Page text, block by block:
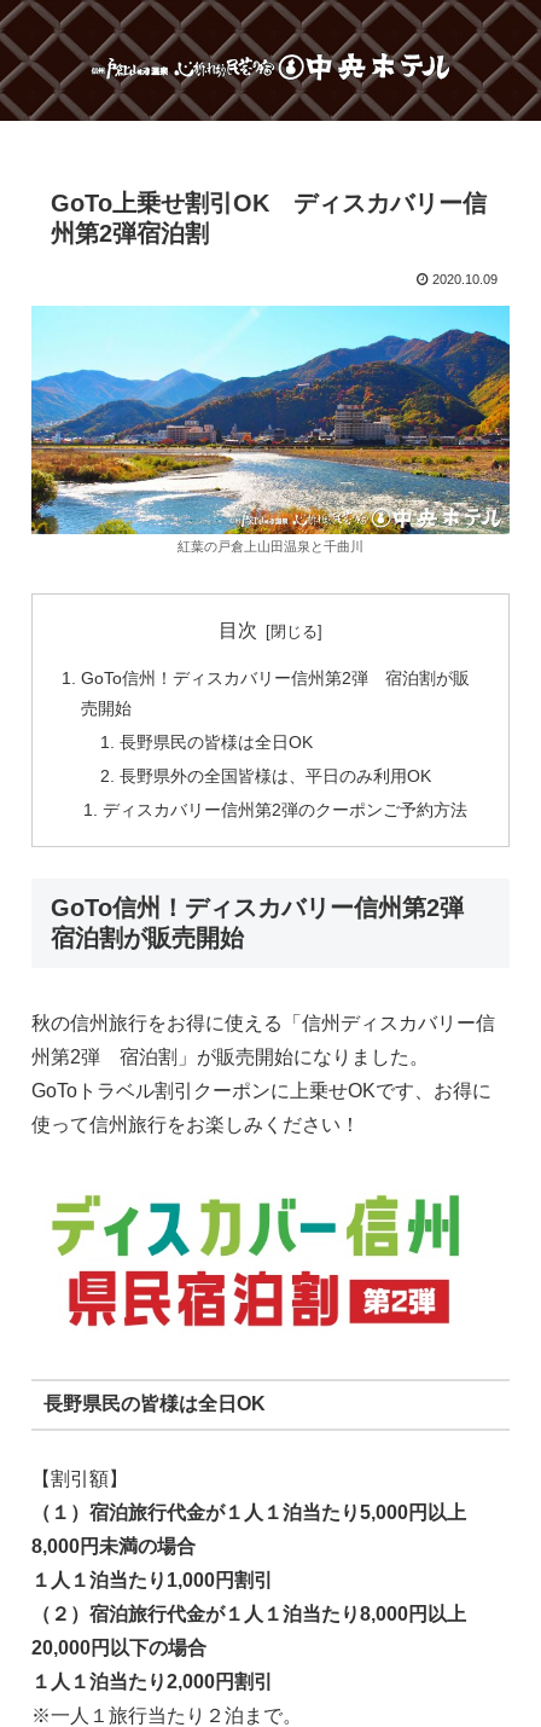
GoTo上乗せ割引OK ディスカバリー信
州第2弾宿泊割
2020.10.09
紅葉の戸倉上山田温泉と千曲川
目次
GoTo信州！ディスカバリー信州第2弾 宿泊割が販
売開始
長野県民の皆様は全日OK
長野県外の全国皆様は、平日のみ利用OK
ディスカバリー信州第2弾のクーポンご予約方法
GoTo信州！ディスカバリー信州第2弾
宿泊割が販売開始
秋の信州旅行をお得に使える「信州ディスカバリー信
州第2弾 宿泊割」が販売開始になりました。
GoToトラベル割引クーポンに上乗せOKです、お得に
使って信州旅行をお楽しみください！
長野県民の皆様は全日OK
【割引額】
（１）宿泊旅行代金が１人１泊当たり5,000円以上
8,000円未満の場合
１人１泊当たり1,000円割引
（２）宿泊旅行代金が１人１泊当たり8,000円以上
20,000円以下の場合
１人１泊当たり2,000円割引
※一人１旅行当たり２泊まで。